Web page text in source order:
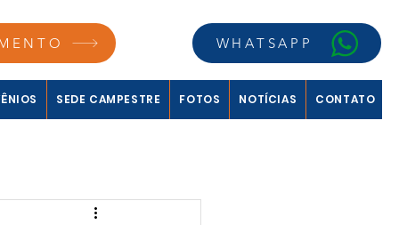
WHATSAPP
SEDE CAMPESTRE FOTOS NOTÍCIAS CONTATO